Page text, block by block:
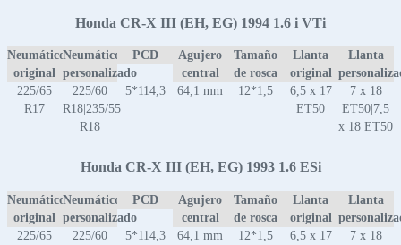
Honda CR-X III (EH, EG) 1994 1.6 i VTi
Neumático
original
Neumático
personalizado
PCD
Agujero
central
Tamaño
de rosca
Llanta
original
Llanta
225/65
R17
225/60
R18|235/55
R18
5*114,3 64,1 mm 12*1,5
6,5 x 17
ET50
7 x 18
ET50|7,5
x 18 ET50
Honda CR-X III (EH, EG) 1993 1.6 ESi
Neumático
original
Neumático
personalizado
PCD
Agujero
central
Tamaño
de rosca
Llanta
original
Llanta
225/65
225/60
5*114,3 64,1 mm 12*1,5
6,5 x 17
7 x 18